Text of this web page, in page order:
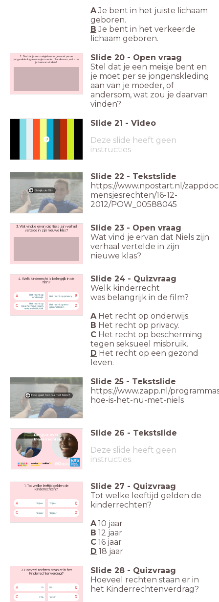
AJe bent in het juiste lichaam
geboren.
B Je bent in het verkeerde
lichaam geboren.
2. Stel dat je een meisje bent en je moet per se
jongenskleding aan van je moeder, of andersom, wat zou
je daarvan vinden?
Slide 20 - Open vraag
Stel dat je een meisje bent en
je moet per se jongenskleding
aan van je moeder, of
andersom, wat zou je daarvan
vinden?
Slide 21 - Video
Deze slide heeft geen
instructies
Bekijk de film
Slide 22 - Tekstslide
https://www.npostart.nl/
mensjesrechten/16-12-
2012/POW_00588045
3. Wat vind je ervan dat Niels zijn verhaal
vertelde in zijn nieuwe klas?
Slide 23 - Open vraag
Wat vind je ervan dat Niels zijn
verhaal vertelde in zijn
nieuwe klas?
4. Welk kinderrecht is belangrijk in de
film?
A
Het recht op
onderwijs.
B
Het recht op privacy.
C
Het recht op
bescherming tegen
seksueel misbruik.
D
Het recht op een
gezond leven.
Slide 24 - Quizvraag
Welk kinderrecht
was belangrijk in de film?
AHet recht op onderwijs.
B Het recht op privacy.
C Het recht op bescherming
tegen seksueel misbruik.
D Het recht op een gezond
leven.
Hoe gaat het nu met Niels?
Slide 25 - Tekstslide
https://www.zapp.nl/
hoe-is-het-nu-met-niels
De Quiz over
kinderrechten!
Slide 26 - Tekstslide
Deze slide heeft geen
instructies
1. Tot welke leeftijd gelden de
kinderrechten?
A 10 jaar B
12 jaar
C 16 jaar D
18 jaar
Slide 27 - Quizvraag
Tot welke leeftijd gelden de
kinderrechten?
A 10 jaar
B 12 jaar
C 16 jaar
D 18 jaar
2. Hoeveel rechten staan er in het
Kinderrechtenverdrag?
A 10 B
54
C 276 D
10.341
Slide 28 - Quizvraag
Hoeveel rechten staan er in
het Kinderrechtenverdrag?